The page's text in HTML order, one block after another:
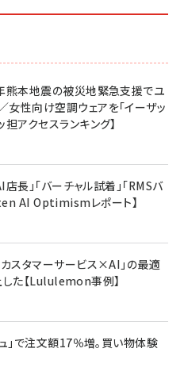
熊本地震の被災地緊急支援でユ
性向け空調ウェアを「イーザッ
アクセスランキング】
長」「バーチャル試着」「RMSバ
AI Optimismレポート】
スタマーサービス×AI」の最適
た【Lululemon事例】
」で注文額17％増。買い物体験